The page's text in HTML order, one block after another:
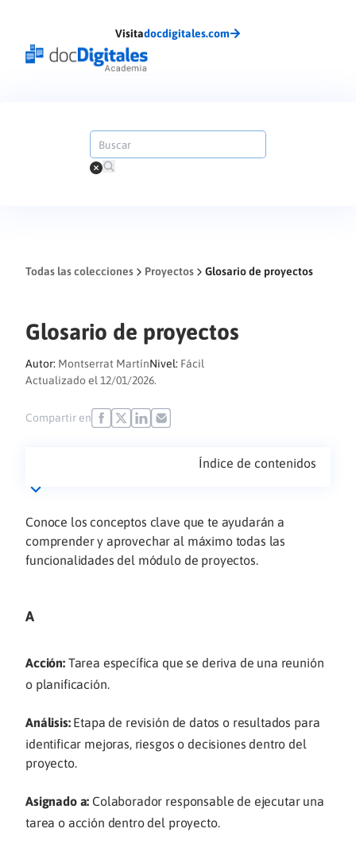
Visitadocdigitales.com
Todas las colecciones Proyectos Glosario de proyectos
Glosario de proyectos
Autor: Montserrat MartínNivel: Fácil
Actualizado el 12/01/2026.
Compartir en
Índice de contenidos
Conoce los conceptos clave que te ayudarán a
comprender y aprovechar al máximo todas las
funcionalidades del módulo de proyectos.
A
Acción: Tarea específica que se deriva de una reunión
o planificación.
Análisis: Etapa de revisión de datos o resultados para
identificar mejoras, riesgos o decisiones dentro del
proyecto.
Asignado a: Colaborador responsable de ejecutar una
tarea o acción dentro del proyecto.